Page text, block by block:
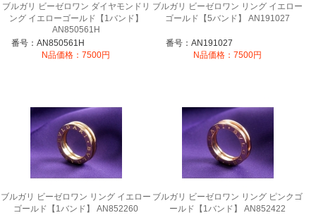
ブルガリ ビーゼロワン ダイヤモンドリ
ング イエローゴールド【1バンド】
AN850561H
番号：AN850561H
N品価格：7500円
ブルガリ ビーゼロワン リング イエロー
ゴールド【5バンド】 AN191027
番号：AN191027
N品価格：7500円
ブルガリ ビーゼロワン リング イエロー
ゴールド【1バンド】 AN852260
ブルガリ ビーゼロワン リング ピンクゴ
ールド【1バンド】 AN852422